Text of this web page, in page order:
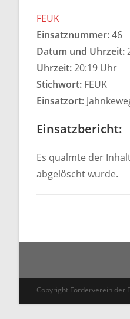
FEUK
Einsatznummer:46
Datum und Uhrzeit:
Uhrzeit:20:19 Uhr
Stichwort: FEUK
Einsatzort:
Einsatzbericht:
Es qualmte der
abgelöscht wurde.
Copyright Förderverein der